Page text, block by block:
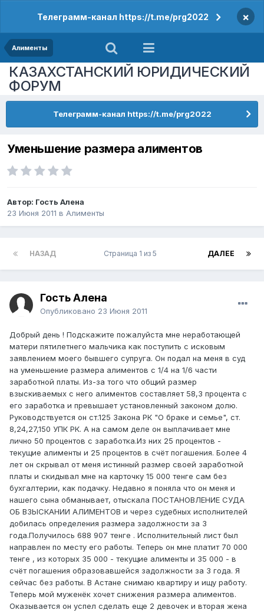
Телеграмм-канал https://t.me/prg2022 ×
Алименты
КАЗАХСТАНСКИЙ ЮРИДИЧЕСКИЙ
ФОРУМ
Телеграмм-канал https://t.me/prg2022
Уменьшение размера алиментов
Автор: Гость Алена
23 Июня 2011 в Алименты
НАЗАД ДАЛЕЕ
Страница 1 из 5
Гость Алена
Опубликовано 23 Июня 2011
Добрый день ! Подскажите пожалуйста мне неработающей
матери пятилетнего мальчика как поступить с исковым
заявлением моего бывшего супруга. Он подал на меня в суд
на уменьшение размера алиментов с 1/4 на 1/6 части
заработной платы. Из-за того что общий размер
взыскиваемых с него алиментов составляет 58,3 процента с
его заработка и превышает установленный законом долю.
Руководствуется он ст.125 Закона РК "О браке и семье", ст.
8,24,27,150 УПК РК. А на самом деле он выплачивает мне
лично 50 процентов с заработка.Из них 25 процентов -
текущие алименты и 25 процентов в счёт погашения. Более 4
лет он скрывал от меня истинный размер своей заработной
платы и скидывал мне на карточку 15 000 тенге сам без
бухгалтерии, как подачку. Недавно я поняла что он меня и
нашего сына обманывает, отыскала ПОСТАНОВЛЕНИЕ СУДА
ОБ ВЗЫСКАНИИ АЛИМЕНТОВ и через судебных исполнителей
добилась определения размера задолжности за 3
года.Получилось 688 907 тенге . Исполнительный лист был
направлен по месту его работы. Теперь он мне платит 70 000
тенге , из которых 35 000 - текущие алименты и 35 000 - в
счёт погашения образовавшейся задолжности за 3 года. Я
сейчас без работы. В Астане снимаю квартиру и ищу работу.
Теперь мой муженёк хочет снижения размера алиментов.
Оказывается он успел сделать еще 2 девочек и вторая жена